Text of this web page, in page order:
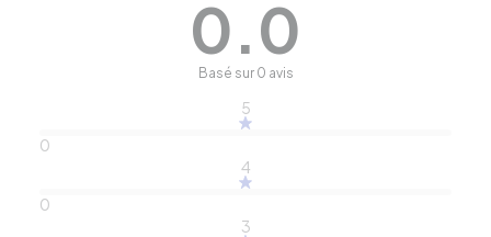
0.0
Basé sur 0 avis
5
0
4
0
3